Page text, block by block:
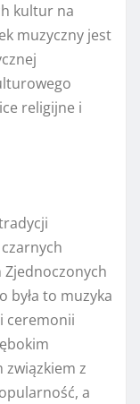
kultur na
muzyczny jest
religijne i
Zjednoczonych
była to muzyka
ceremonii
związkiem z
a